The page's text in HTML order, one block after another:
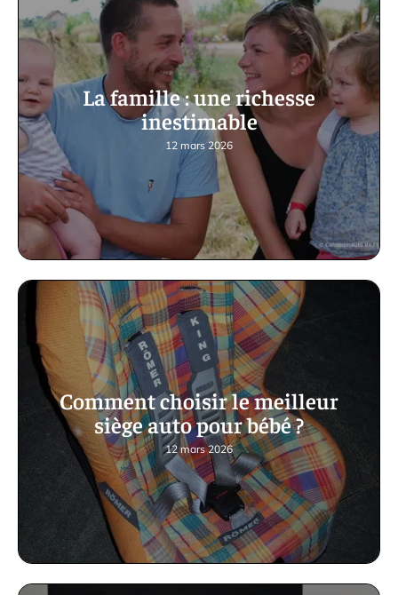
La famille : une richesse
inestimable
12 mars 2026
Comment choisir le meilleur
siège auto pour bébé ?
12 mars 2026